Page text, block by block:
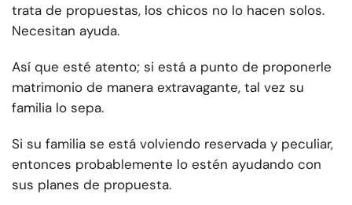
trata de propuestas, los chicos no lo hacen solos.
Necesitan ayuda.
Así que esté atento; si está a punto de proponerle
matrimonio de manera extravagante, tal vez su
familia lo sepa.
Si su familia se está volviendo reservada y peculiar,
entonces probablemente lo estén ayudando con
sus planes de propuesta.